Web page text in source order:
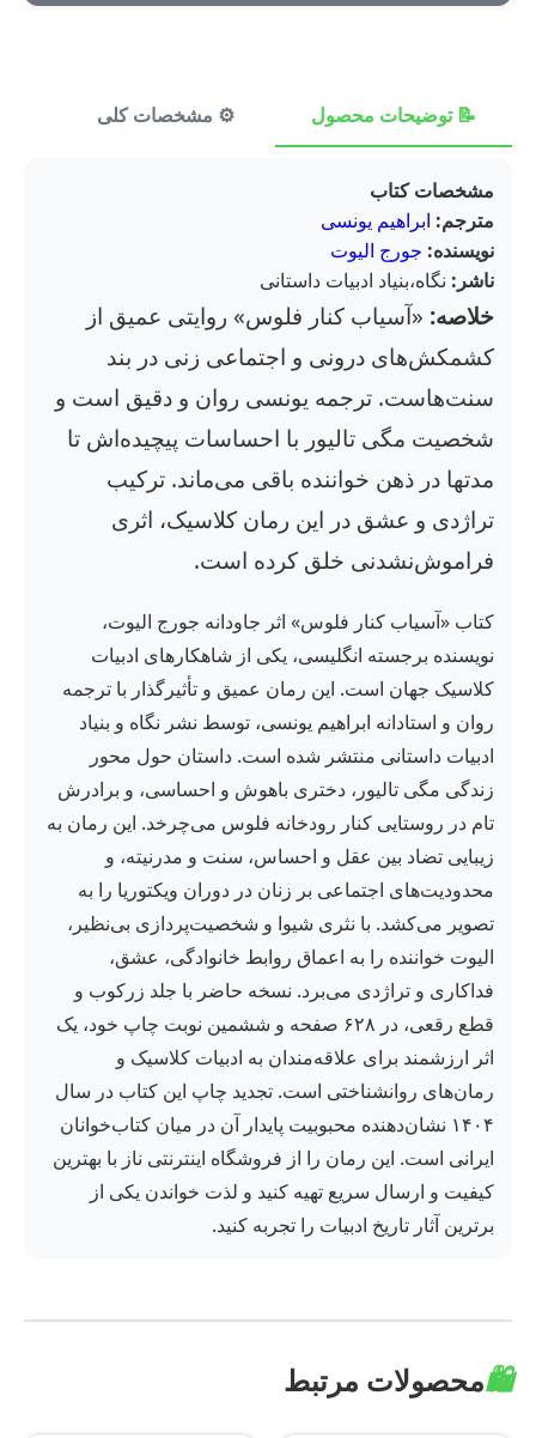
📝 توضیحات محصول ⚙️ مشخصات کلی
مشخصات کتاب
مترجم: ابراهیم یونسی
نویسنده: جورج الیوت
ناشر: نگاه،بنیاد ادبیات داستانی
خلاصه: «آسیاب کنار فلوس» روایتی عمیق از
کشمکش‌های درونی و اجتماعی زنی در بند
سنت‌هاست. ترجمه یونسی روان و دقیق است و
شخصیت مگی تالیور با احساسات پیچیده‌اش تا
مدتها در ذهن خواننده باقی می‌ماند. ترکیب
تراژدی و عشق در این رمان کلاسیک، اثری
فراموش‌نشدنی خلق کرده است.
کتاب «آسیاب کنار فلوس» اثر جاودانه جورج الیوت،
نویسنده برجسته انگلیسی، یکی از شاهکارهای ادبیات
کلاسیک جهان است. این رمان عمیق و تأثیرگذار با ترجمه
روان و استادانه ابراهیم یونسی، توسط نشر نگاه و بنیاد
ادبیات داستانی منتشر شده است. داستان حول محور
زندگی مگی تالیور، دختری باهوش و احساسی، و برادرش
تام در روستایی کنار رودخانه فلوس می‌چرخد. این رمان به
زیبایی تضاد بین عقل و احساس، سنت و مدرنیته، و
محدودیت‌های اجتماعی بر زنان در دوران ویکتوریا را به
تصویر می‌کشد. با نثری شیوا و شخصیت‌پردازی بی‌نظیر،
الیوت خواننده را به اعماق روابط خانوادگی، عشق،
فداکاری و تراژدی می‌برد. نسخه حاضر با جلد زرکوب و
قطع رقعی، در ۶۲۸ صفحه و ششمین نوبت چاپ خود، یک
اثر ارزشمند برای علاقه‌مندان به ادبیات کلاسیک و
رمان‌های روانشناختی است. تجدید چاپ این کتاب در سال
۱۴۰۴ نشان‌دهنده محبوبیت پایدار آن در میان کتاب‌خوانان
ایرانی است. این رمان را از فروشگاه اینترنتی ناز با بهترین
کیفیت و ارسال سریع تهیه کنید و لذت خواندن یکی از
برترین آثار تاریخ ادبیات را تجربه کنید.
🛍️محصولات مرتبط